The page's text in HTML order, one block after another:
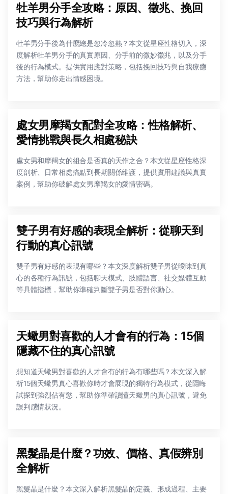
牡羊男分手全攻略：原因、徵兆、挽回
技巧與行為解析
牡羊男分手後為什麼總是忽冷忽熱？本文從星座性格切入，深
度解析牡羊男分手的真實原因、分手前的微妙徵兆，以及分手
後的行為模式。提供實用應對策略，包括挽回技巧與自我療癒
方法，幫助你走出情感困境。
處女男摩羯女配對全攻略：性格解析、
愛情挑戰與長久相處秘訣
處女男和摩羯女的組合是否真的天作之合？本文從星座性格深
度剖析、日常相處痛點到長期關係維護，提供實用建議與真實
案例，幫助你破解處女男摩羯女的愛情密碼。
雙子男有好感的表現全解析：從聊天到
行動的真心訊號
雙子男有好感的表現有哪些？本文深度解析雙子男從曖昧到真
心的各種行為訊號，包括聊天模式、肢體語言、社交媒體互動
等具體指標，幫助你準確判斷雙子男是否對你動心。
天蠍男對喜歡的人才會有的行為：15個
隱藏不住的真心訊號
想知道天蠍男對喜歡的人才會有的行為有哪些嗎？本文深入解
析15個天蠍男真心喜歡你時才會展現的獨特行為模式，從隱晦
試探到強烈佔有慾，幫助你準確讀懂天蠍男的真心訊號，避免
誤判感情狀況。
黑髮晶是什麼？功效、價格、真假辨別
全解析
黑髮晶是什麼？本文深入解析黑髮晶的定義、形成過程、主要